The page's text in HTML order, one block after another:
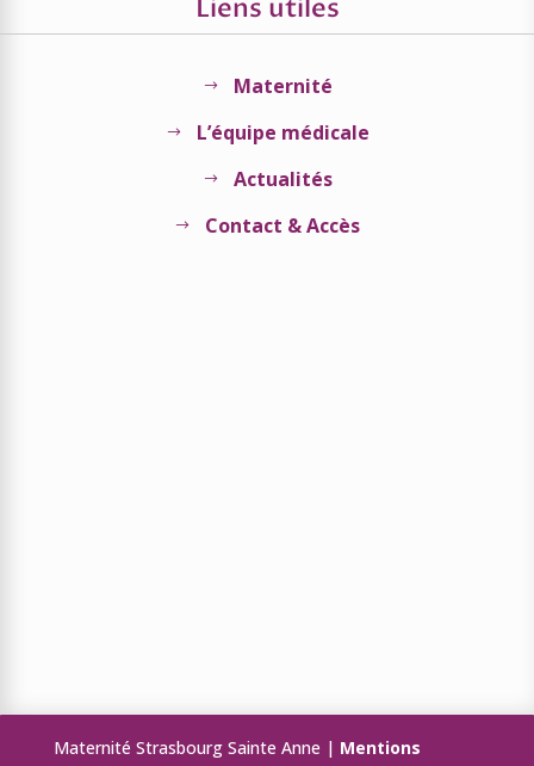
Liens utiles
$ Maternité
$ L’équipe médicale
$ Actualités
$ Contact & Accès
Maternité Strasbourg Sainte Anne | Mentions